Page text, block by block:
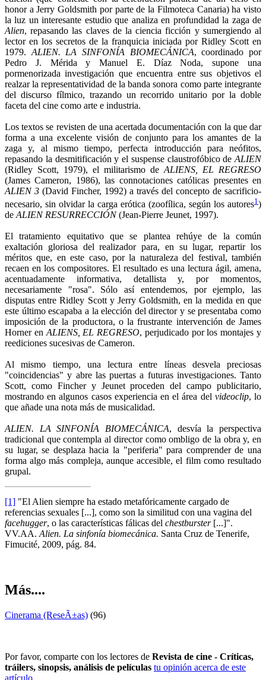
honor a Jerry Goldsmith por parte de la Filmoteca Canaria) ha visto
la luz un interesante estudio que analiza en profundidad la zaga de
Alien, repasando las claves de la ciencia ficción y sumergiendo al
lector en los secretos de la franquicia iniciada por Ridley Scott en
1979. ALIEN. LA SINFONÍA BIOMECÁNICA, coordinado por
Pedro J. Mérida y Manuel E. Díaz Noda, supone una
pormenorizada investigación que encuentra entre sus objetivos el
realzar la representatividad de la banda sonora como parte integrante
del discurso fílmico, trazando un recorrido unitario por la doble
faceta del cine como arte e industria.
Los textos se revisten de una acertada documentación con la que dar
forma a una excelente visión de conjunto para los amantes de la
zaga y, al mismo tiempo, perfecta introducción para neófitos,
repasando la desmitificación y el suspense claustrofóbico de ALIEN
(Ridley Scott, 1979), el militarismo de ALIENS, EL REGRESO
(James Cameron, 1986), las connotaciones católicas presentes en
ALIEN 3 (David Fincher, 1992) a través del concepto de sacrificio-
necesario, sin olvidar la carga erótica (zoofílica, según los autores1 )
de ALIEN RESURRECCIÓN(Jean-Pierre Jeunet, 1997).
El tratamiento equitativo que se plantea rehúye de la común
exaltación gloriosa del realizador para, en su lugar, repartir los
méritos que, en este caso, por la naturaleza del festival, también
recaen en los compositores. El resultado es una lectura ágil, amena,
acentuadamente informativa, detallista y, por momentos,
necesariamente "rosa". Sólo así entendemos, por ejemplo, las
disputas entre Ridley Scott y Jerry Goldsmith, en la medida en que
este último escapaba a la elección del director y se presentaba como
imposición de la productora, o la frustrante intervención de James
Horner en ALIENS, EL REGRESO, perjudicado por los montajes y
reediciones sucesivas de Cameron.
Al mismo tiempo, una lectura entre líneas desvela preciosas
"coincidencias" y abre las puertas a futuras investigaciones. Tanto
Scott, como Fincher y Jeunet proceden del campo publicitario,
mostrando en algunos casos experiencia en el área del videoclip, lo
que añade una nota más de musicalidad.
ALIEN. LA SINFONÍA BIOMECÁNICA, desvía la perspectiva
tradicional que contempla al director como ombligo de la obra y, en
su lugar, se desplaza hacia la "periferia" para comprender de una
forma algo más compleja, aunque accesible, el film como resultado
grupal.
[1] "El Alien siempre ha estado metafóricamente cargado de
referencias sexuales [...], como son la similitud con una vagina del
facehugger, o las características fálicas del chestburster [...]".
VV.AA. Alien. La sinfonía biomecánica. Santa Cruz de Tenerife,
Fimucité, 2009, pág. 84.
Más....
Cinerama (ReseÃ±as) (96)
Por favor, comparte con los lectores de Revista de cine - Críticas,
tráilers, sinopsis, análisis de películas tu opinión acerca de este
artículo